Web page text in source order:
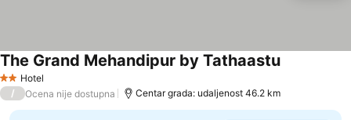
2 Zvezdice
Hotel
The Grand Mehandipur by Tathaastu
/ Ocena nije dostupna Centar grada: udaljenost 46.2 km